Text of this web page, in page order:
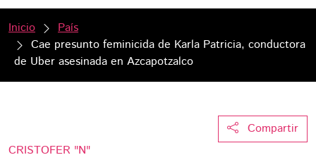
Inicio
País
Cae presunto feminicida de Karla Patricia, conductora
de Uber asesinada en Azcapotzalco
Compartir
CRISTOFER "N"